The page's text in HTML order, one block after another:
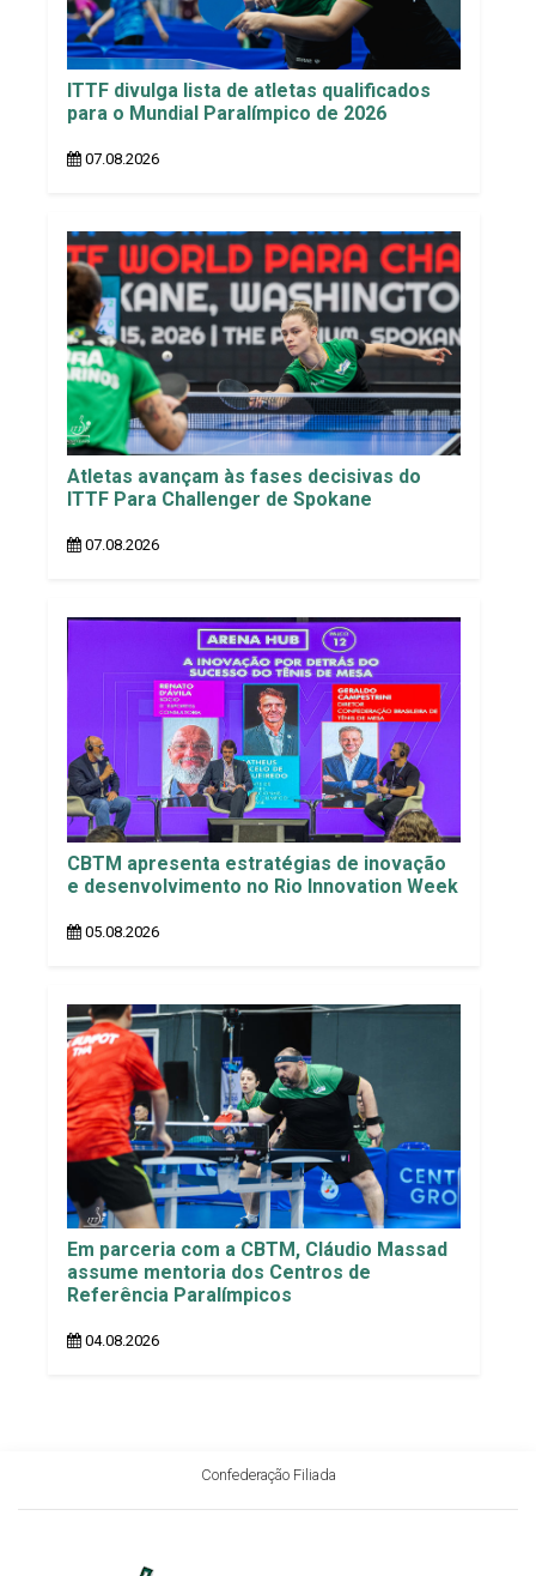
ITTF divulga lista de atletas qualificados
para o Mundial Paralímpico de 2026
07.08.2026
Atletas avançam às fases decisivas do
ITTF Para Challenger de Spokane
07.08.2026
CBTM apresenta estratégias de inovação
e desenvolvimento no Rio Innovation Week
05.08.2026
Em parceria com a CBTM, Cláudio Massad
assume mentoria dos Centros de
Referência Paralímpicos
04.08.2026
Confederação Filiada